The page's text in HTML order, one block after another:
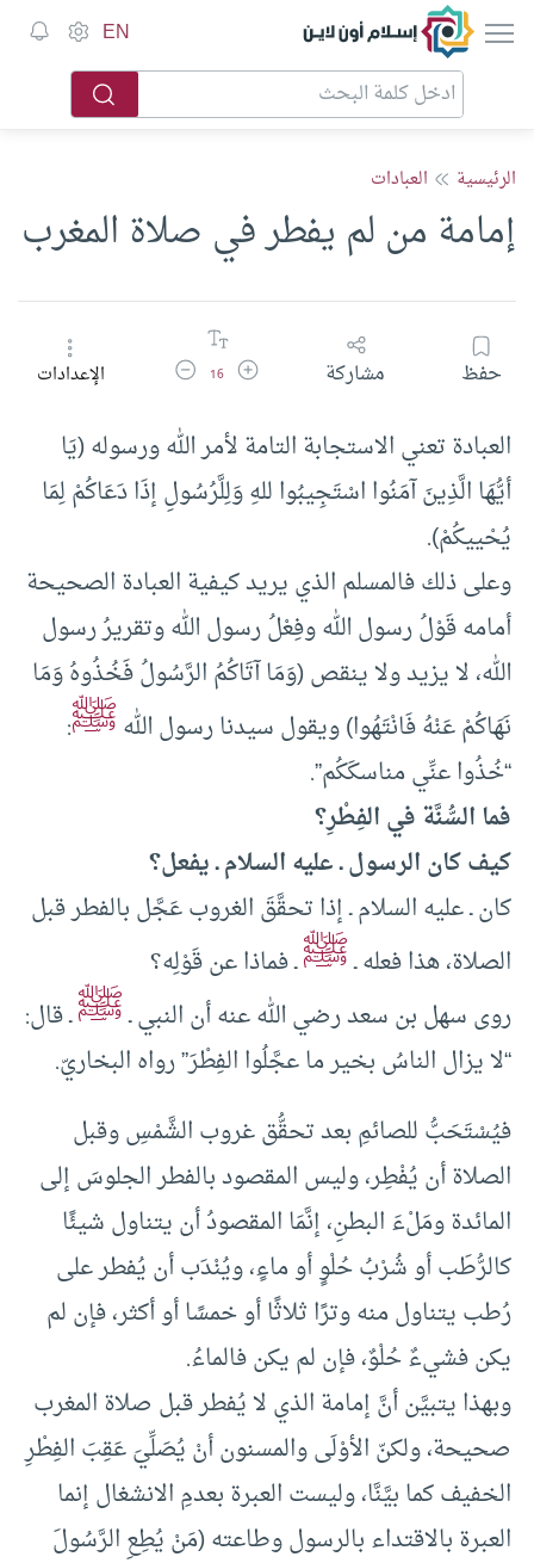
إسلام أون لاين EN
الرئيسية العبادات
إمامة من لم يفطر في صلاة المغرب
حفظ مشاركة زيادة حجم الخط
16 تقليل حجم الخطالإعدادات
العبادة تعني الاستجابة التامة لأمر الله ورسوله (يَا
أيُّهَا الَّذِينَ آمَنُوا اسْتَجِيبُوا للهِ وَلِلَّرُسُولِ إذَا دَعَاكُمْ لِمَا
يُحْييكُمْ).
وعلى ذلك فالمسلم الذي يريد كيفية العبادة الصحيحة
أمامه قَوْلُ رسول الله وفِعْلُ رسول الله وتقريرُ رسول
الله، لا يزيد ولا ينقص (وَمَا آتَاكُمُ الرَّسُولُ فَخُذُوهُ وَمَا
نَهَاكُمْ عَنْهُ فَانْتَهُوا) ويقول سيدنا رسول اللهﷺ:
“خُذُوا عنِّي مناسكَكُم”.
فما السُّنَّة في الفِطْرِ؟
كيف كان الرسول ـ عليه السلام ـ يفعل؟
كان ـ عليه السلام ـ إذا تحقَّقَ الغروب عَجَّل بالفطر قبل
الصلاة، هذا فعله ـﷺـ فماذا عن قَوْلِه؟
روى سهل بن سعد رضي الله عنه أن النبي ـﷺـ قال:
“لا يزال الناسُ بخير ما عجَّلُوا الفِطْرَ” رواه البخاريّ.
فيُسْتَحَبُّ للصائمِ بعد تحقُّق غروب الشَّمْسِ وقبل
الصلاة أن يُفْطِر، وليس المقصود بالفطر الجلوسَ إلى
المائدة ومَلْءَ البطنِ، إنَّمَا المقصودُ أن يتناول شيئًا
كالرُّطَب أو شُرْبُ حُلْوٍ أو ماءٍ، ويُنْدَب أن يُفطر على
رُطب يتناول منه وترًا ثلاثًا أو خمسًا أو أكثر، فإن لم
يكن فشيءٌ حُلْوٌ، فإن لم يكن فالماءُ.
وبهذا يتبيَّن أنَّ إمامة الذي لا يُفطر قبل صلاة المغرب
صحيحة، ولكنّ الأوْلَى والمسنون أنْ يُصَلِّيَ عَقِبَ الفِطْرِ
الخفيف كما بيَّنَّا، وليست العبرة بعدمِ الانشغال إنما
العبرة بالاقتداء بالرسول وطاعته (مَنْ يُطِعِ الرَّسُولَ